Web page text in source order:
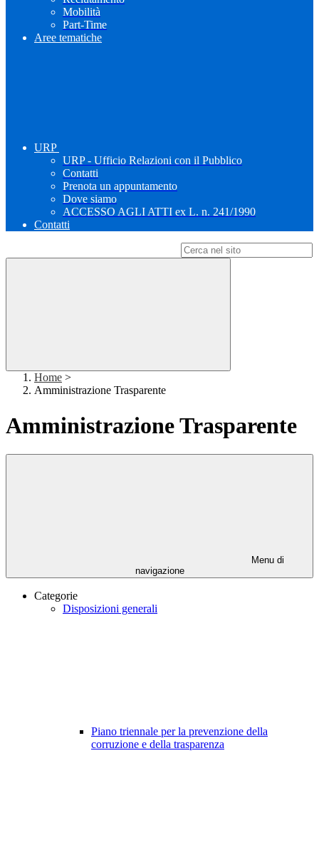
Mobilità
Part-Time
Aree tematiche
URP
URP - Ufficio Relazioni con il Pubblico
Contatti
Prenota un appuntamento
Dove siamo
ACCESSO AGLI ATTI ex L. n. 241/1990
Contatti
Home >
Amministrazione Trasparente
Amministrazione Trasparente
Menu di
navigazione
Categorie
Disposizioni generali
Piano triennale per la prevenzione della
corruzione e della trasparenza